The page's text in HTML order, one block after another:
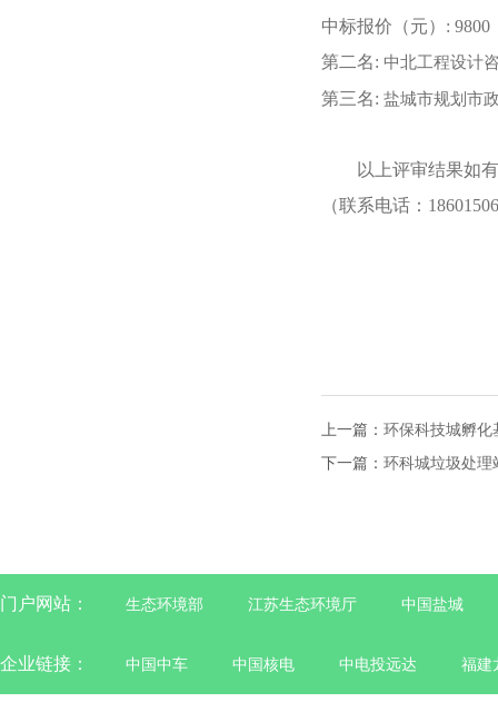
中标报价（元） :
第二名: 中北工程设计
第三名: 盐城市规划市
以上评审结果如
（联系电话：
上一篇： 环保科技城孵化
下一篇： 环科城垃圾处理
门户网站： 生态环境部 江苏生态环境厅 中国盐城
企业链接： 中国中车 中国核电 中电投远达 福建